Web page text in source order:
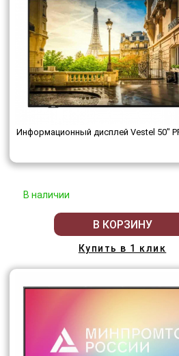
Информационный дисплей Vestel 50"
В наличии
В КОРЗИНУ
Купить в 1 клик